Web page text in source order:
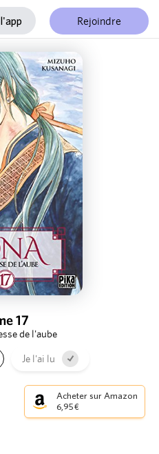
Rejoindre
17
de l'aube
Je l'ai lu
Acheter sur Amazon
6,95 €